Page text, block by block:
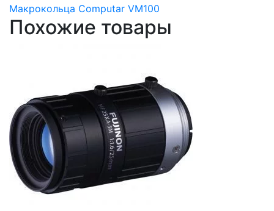
Макрокольца Computar VM100
Похожие товары